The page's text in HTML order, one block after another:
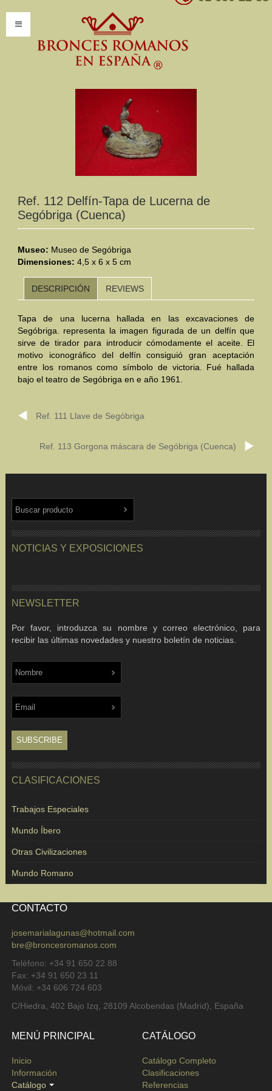
INFORMACIÓN
Introducción
Presentación
CATÁLOGO
Catálogo Completo
Clasificaciones
Otras Civilizaciones
Trabajos Especiales
Referencias
NOTICIAS CONTACTO
BUSCAR
Ref. 112 Delfín-Tapa de Lucerna de
Segóbriga (Cuenca)
Museo: Museo de Segóbriga
Dimensiones: 4,5 x 6 x 5 cm
DESCRIPCIÓN REVIEWS
Tapa de una lucerna hallada en las excavaciones de
Segóbriga. representa la imagen figurada de un delfín que
sirve de tirador para introducir cómodamente el aceite. El
motivo iconográfico del delfín consiguió gran aceptación
entre los romanos como símbolo de victoria. Fué hallada
bajo el teatro de Segóbriga en e año 1961.
Ref. 111 Llave de Segóbriga
Ref. 113 Gorgona máscara de Segóbriga (Cuenca)
NOTICIAS Y EXPOSICIONES
NEWSLETTER
Por favor, introduzca su nombre y correo electrónico, para
recibir las últimas novedades y nuestro boletín de noticias.
CLASIFICACIONES
Trabajos Especiales
Mundo Íbero
Otras Civilizaciones
Mundo Romano
CONTACTO
josemarialagunas@hotmail.com
bre@broncesromanos.com
Teléfono: +34 91 650 22 88
Fax: +34 91 650 23 11
Móvil: +34 606 724 603
C/Hiedra, 402 Bajo Izq, 28109 Alcobendas (Madrid), España
MENÚ PRINCIPAL
Inicio
Información
Catálogo
CATÁLOGO
Catálogo Completo
Clasificaciones
Referencias